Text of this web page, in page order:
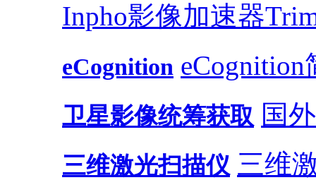
Inpho影像加速器
eCognition eCognition
卫星影像统筹获取 国
三维激光扫描仪 三维